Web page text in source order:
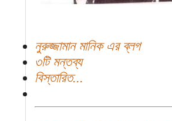
নুরুজ্জামান মানিক এর ব্লগ
৩টি মন্তব্য
বিস্তারিত...